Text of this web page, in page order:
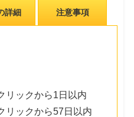
詳細 注意事項
ックから1日以内
リックから57日以内